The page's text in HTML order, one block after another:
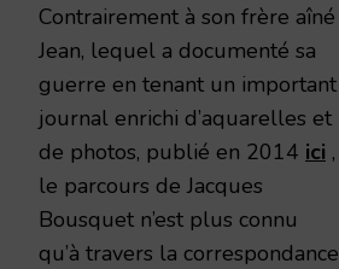
Contrairement à son frère aîné
Jean, lequel a documenté sa
guerre en tenant un important
journal enrichi d’aquarelles et
de photos, publié en 2014 ici ,
le parcours de Jacques
Bousquet n’est plus connu
qu’à travers la correspondance